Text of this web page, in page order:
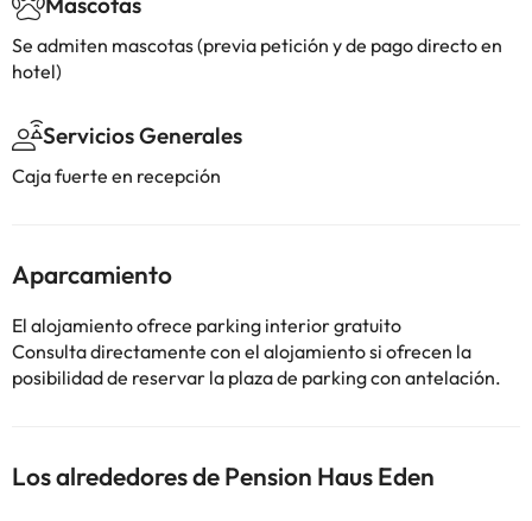
Se admiten mascotas (previa petición y de pago directo en
hotel)
Servicios Generales
Caja fuerte en recepción
Aparcamiento
El alojamiento ofrece parking interior gratuito
Consulta directamente con el alojamiento si ofrecen la
posibilidad de reservar la plaza de parking con antelación.
Los alrededores de Pension Haus Eden